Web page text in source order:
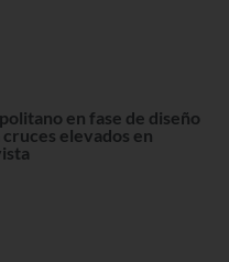
en fase de diseño
elevados en